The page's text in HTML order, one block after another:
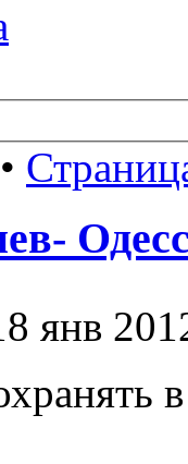
янв